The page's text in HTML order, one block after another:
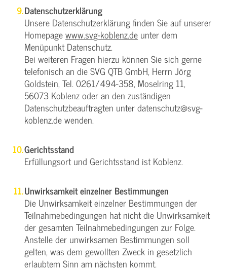
Datenschutzerklärung
Unsere Datenschutzerklärung finden Sie auf unserer
Homepagewww.svg-koblenz.de unter dem
Menüpunkt Datenschutz.
Bei weiteren Fragen hierzu können Sie sich gerne
telefonisch an die SVG QTB GmbH, Herrn Jörg
Goldstein, Tel. 0261/494-358, Moselring 11,
56073 Koblenz oder an den zuständigen
Datenschutzbeauftragten unter datenschutz@svg-
koblenz.de wenden.
Gerichtsstand
Erfüllungsort und Gerichtsstand ist Koblenz.
Unwirksamkeit einzelner Bestimmungen
Die Unwirksamkeit einzelner Bestimmungen der
Teilnahmebedingungen hat nicht die Unwirksamkeit
der gesamten Teilnahmebedingungen zur Folge.
Anstelle der unwirksamen Bestimmungen soll
gelten, was dem gewollten Zweck in gesetzlich
erlaubtem Sinn am nächsten kommt.